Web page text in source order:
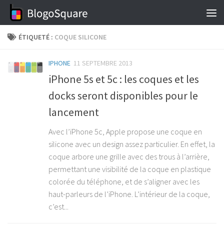
Skip to content
ÉTIQUETÉ : COQUE SILICONE
IPHONE 11 SEPTEMBRE 2013
iPhone 5s et 5c : les coques et les
docks seront disponibles pour le
lancement
Avec l’iPhone 5c, Apple propose une coque en
silicone avec un design assez particulier. En effet, la
coque arbore une grille avec des trous à l’arrière,
permettant une visibilité de la coque en plastique
colorée du téléphone, et de s’aligner avec les
haut-parleurs de l’iPhone. L’intérieur de la coque,
c’est...